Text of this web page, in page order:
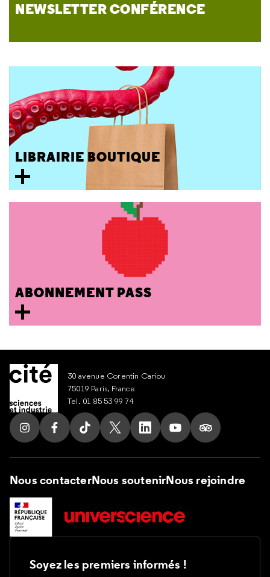
NEWSLETTER CONFÉRENCE
LIBRAIRIE BOUTIQUE
ABONNEMENT PASS
30 avenue Corentin Cariou
75019 Paris, France
Tel. 01 85 53 99 74
Suivez nous sur Instagram
Suivez nous sur Facebook
Suivez nous sur Tik Tok
Suivez nous sur X
Suivez nous sur LinkedIn
Suivez nous sur
Suivez nous
Nous contacterNous soutenirNous rejoindre
Soyez les premiers informés !